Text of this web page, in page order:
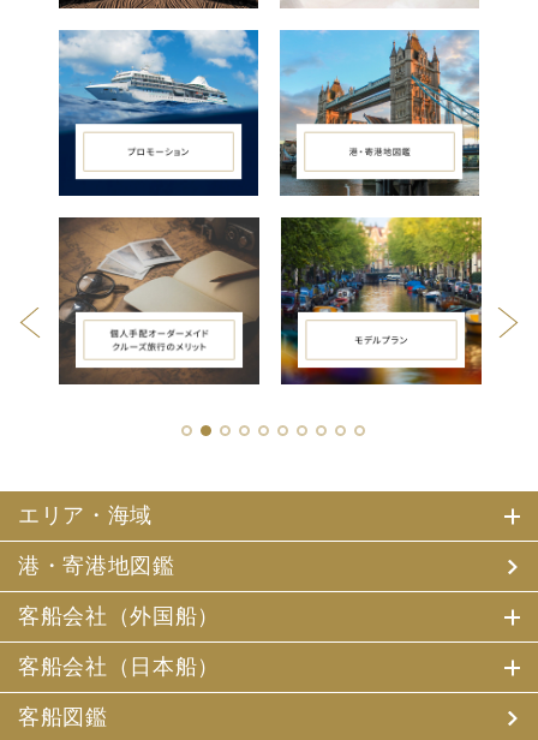
1 2 3 4 5 6 7 8 9 10
エリア・海域
港・寄港地図鑑
客船会社（外国船）
客船会社（日本船）
客船図鑑